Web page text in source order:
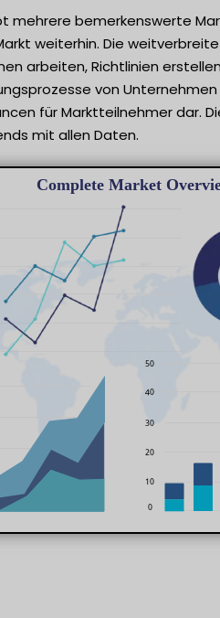
bemerkenswerte
weiterhin. Die
arbeiten, Richtlinien
von
für Marktteilnehmer dar.
mit allen Daten.